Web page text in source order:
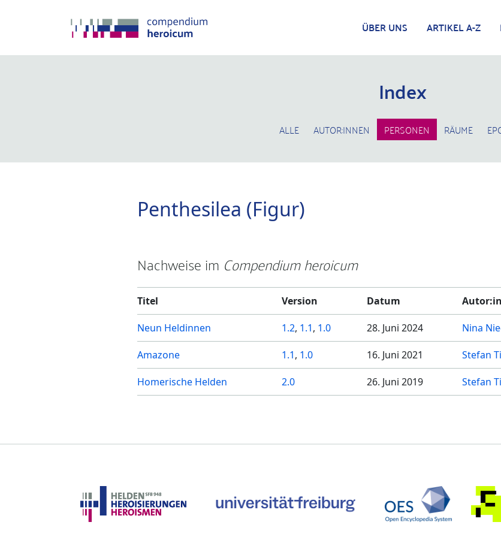
ÜBER UNS ARTIKEL A-Z
Index
ALLE AUTOR:INNEN PERSONEN RÄUME
Penthesilea (Figur)
Nachweise im Compendium heroicum
Titel Version Datum
Neun Heldinnen 1.2, 1.1, 1.0 28. Juni 2024 Nina
Amazone 1.1, 1.0 16. Juni 2021 Stefan
Homerische Helden 2.0 26. Juni 2019 Stefan